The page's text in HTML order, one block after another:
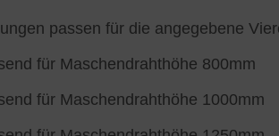
passen für die angegebene
für Maschendrahthöhe 800mm
für Maschendrahthöhe 1000mm